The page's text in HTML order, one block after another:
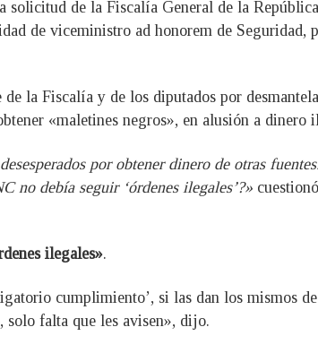
solicitud de la Fiscalía General de la
de viceministro ad honorem de Seguridad,
la Fiscalía y de los diputados por
«maletines negros», en alusión a dinero
por obtener dinero de otras
no debía seguir ‘órdenes ilegales’?»
ilegales».
cumplimiento’, si las dan los mismos
solo falta que les avisen», dijo.